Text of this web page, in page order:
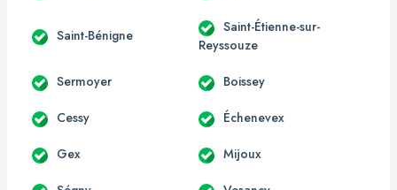
Saint-Bénigne
Saint-Étienne-sur-
Reyssouze
Sermoyer Boissey
Cessy Échenevex
Gex Mijoux